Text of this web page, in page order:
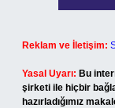
Reklam ve İletişim:
Yasal Uyarı: Bu
şirketi ile hiçbir
hazırladığımız